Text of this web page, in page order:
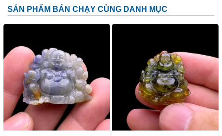
SẢN PHẨM BÁN CHẠY CÙNG DANH MỤC